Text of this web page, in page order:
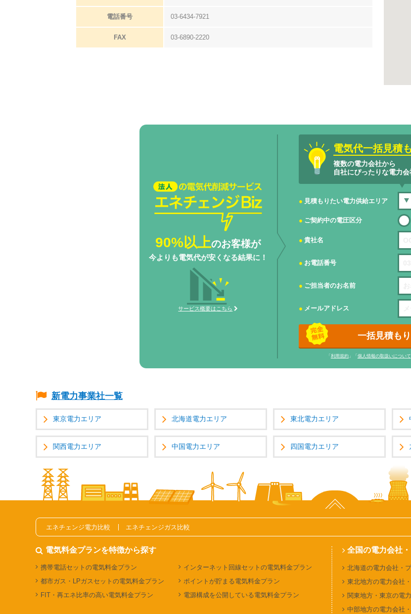
電話番号 03-6434-7921
FAX 03-6890-2220
法人の電気代削減サービスエネ
チェンジ Biz
90%以上のお客様が
今よりも電気代が安くなる結果に！
サービス概要はこちら
電気代一括見積
複数の電力会社から
自社にぴったりな電力
見積もりたい電力供給エリア
ご契約中の電圧区分
貴社名
お電話番号
ご担当者のお名前
メールアドレス
一括見積も
「 利用規約」「 個人情報の取扱いについて
新電力事業社一覧
東京電力エリア 北海道電力エリア 東北電力エリア
関西電力エリア 中国電力エリア 四国電力エリア
ページ上部へ
エネチェンジ電力比較 エネチェンジガス比較
電気料金プランを特徴から探す
携帯電話セットの電気料金プラン
インターネット回線セットの電気料金プラン
都市ガス・LPガスセットの電気料金プラン
ポイントが貯まる電気料金プラン
FIT・再エネ比率の高い電気料金プラン
電源構成を公開している電気料金プラン
全国の電力会社
北海道の電力会社・
東北地方の電力会社
関東地方・東京の電
中部地方の電力会社